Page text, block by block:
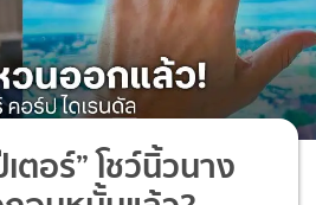
ตอร์” โชว์นิ้วนาง